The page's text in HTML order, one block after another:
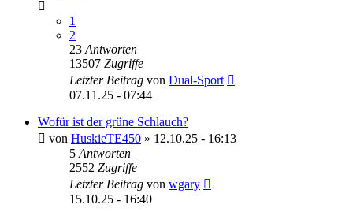
1
2
23 Antworten
13507 Zugriffe
Letzter Beitrag von Dual-Sport
07.11.25 - 07:44
Wofür ist der grüne Schlauch?
von HuskieTE450 » 12.10.25 - 16:13
5 Antworten
2552 Zugriffe
Letzter Beitrag von wgary
15.10.25 - 16:40